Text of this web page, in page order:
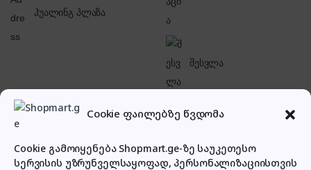
Cookie ფაილებზე წვდომა
Cookie გამოიყენება Shopmart.ge-ზე საუკეთესო
სერვისის უზრუნველსაყოფად, პერსონალიზაციისთვის
ჰუალინგ პლაზა
შესვლა
პირადი კაბინეტი